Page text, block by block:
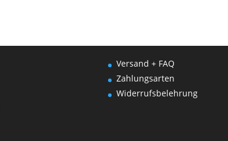
Versand + FAQ
Zahlungsarten
Widerrufsbelehrung